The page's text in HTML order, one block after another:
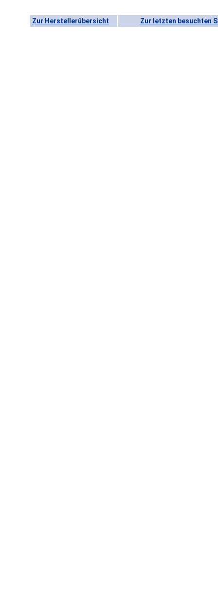
Zur Herstellerübersicht Zur letzten besuchten